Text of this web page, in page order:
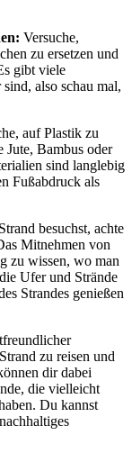
Versuche,
zu ersetzen und
gibt viele
also schau mal,
auf Plastik zu
Jute, Bambus oder
sind langlebig
Fußabdruck als
besuchst, achte
Mitnehmen von
zu wissen, wo man
Ufer und Strände
Strandes genießen
zu reisen und
dir dabei
die vielleicht
Du kannst